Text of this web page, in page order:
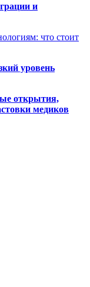
и
что стоит
уровень
открытия,
медиков